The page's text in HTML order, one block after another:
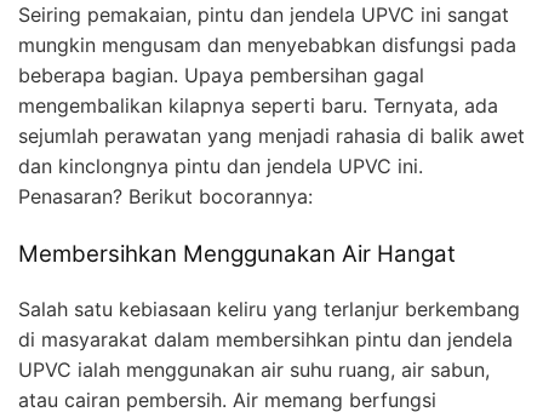
Seiring pemakaian, pintu dan jendela UPVC ini sangat
mungkin mengusam dan menyebabkan disfungsi pada
beberapa bagian. Upaya pembersihan gagal
mengembalikan kilapnya seperti baru. Ternyata, ada
sejumlah perawatan yang menjadi rahasia di balik awet
dan kinclongnya pintu dan jendela UPVC ini.
Penasaran? Berikut bocorannya:
Membersihkan Menggunakan Air Hangat
Salah satu kebiasaan keliru yang terlanjur berkembang
di masyarakat dalam membersihkan pintu dan jendela
UPVC ialah menggunakan air suhu ruang, air sabun,
atau cairan pembersih. Air memang berfungsi